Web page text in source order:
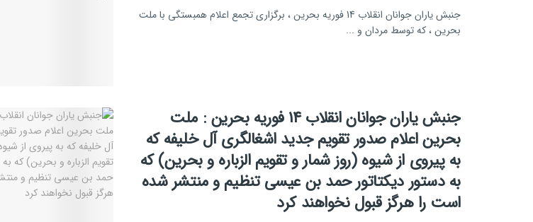
جنبش یاران جوانان انقلاب 14 فوریه بحرین ، برگزاری تجمع اعلام همبستگی با ملت
بحرین ، که توسط مردان و ...
جنبش یاران جوانان انقلاب 14 فوریه بحرین : ملت
بحرین اعلام صدور تقویم جدید اشغالگری آل خلیفه که
به پیروی از شیوه (روز شمار و تقویم الزباره و بحرین) که
به دستور دیکتاتور حمد بن عیسی تنظیم و منتشر شده
است را هرگز قبول نخواهند کرد